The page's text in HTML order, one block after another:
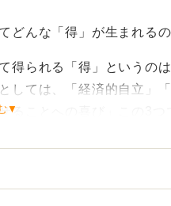
どんな「得」が生まれる
得られる「得」というの
しては、「経済的自立」
ることへの喜び」この3つ
は自由に使えるお金が少
▼